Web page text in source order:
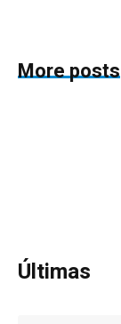
More posts
Últimas